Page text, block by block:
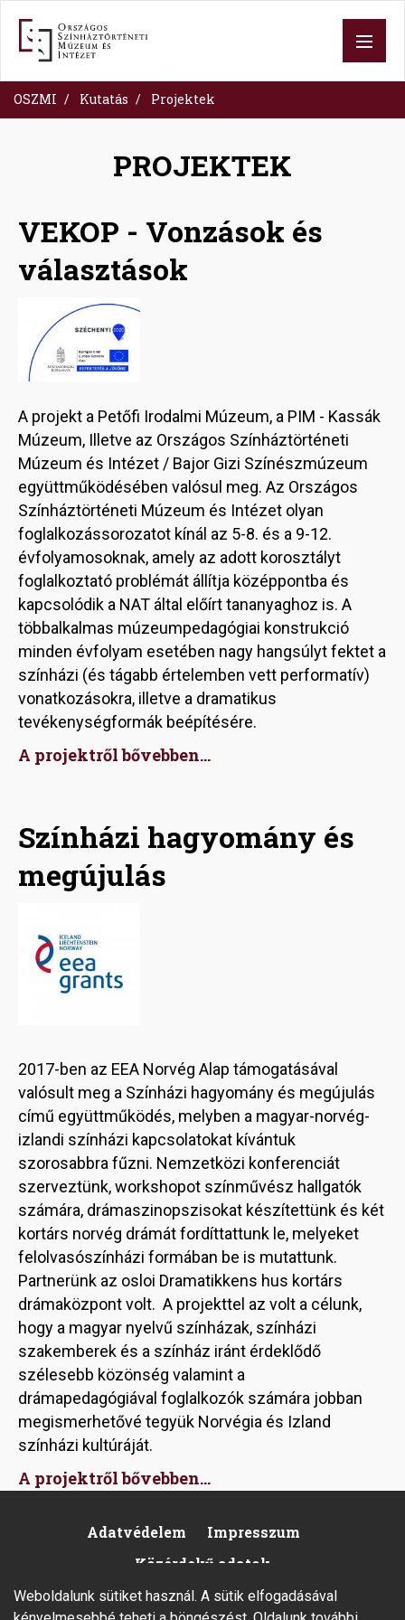
tartalomra
OSZMI Kutatás Projektek
PROJEKTEK
VEKOP - Vonzások és
választások
A projekt a Petőfi Irodalmi Múzeum, a PIM - Kassák
Múzeum, Illetve az Országos Színháztörténeti
Múzeum és Intézet / Bajor Gizi Színészmúzeum
együttműködésében valósul meg. Az Országos
Színháztörténeti Múzeum és Intézet olyan
foglalkozássorozatot kínál az 5-8. és a 9-12.
évfolyamosoknak, amely az adott korosztályt
foglalkoztató problémát állítja középpontba és
kapcsolódik a NAT által előírt tananyaghoz is. A
többalkalmas múzeumpedagógiai konstrukció
minden évfolyam esetében nagy hangsúlyt fektet a
színházi (és tágabb értelemben vett performatív)
vonatkozásokra, illetve a dramatikus
tevékenységformák beépítésére.
A projektről bővebben...
Színházi hagyomány és
megújulás
2017-ben az EEA Norvég Alap támogatásával
valósult meg a Színházi hagyomány és megújulás
című együttműködés, melyben a magyar-norvég-
izlandi színházi kapcsolatokat kívántuk
szorosabbra fűzni. Nemzetközi konferenciát
szerveztünk, workshopot színművész hallgatók
számára, drámaszinopszisokat készítettünk és két
kortárs norvég drámát fordíttattunk le, melyeket
felolvasószínházi formában be is mutattunk.
Partnerünk az osloi Dramatikkens hus kortárs
drámaközpont volt. A projekttel az volt a célunk,
hogy a magyar nyelvű színházak, színházi
szakemberek és a színház iránt érdeklődő
szélesebb közönség valamint a
drámapedagógiával foglalkozók számára jobban
megismerhetővé tegyük Norvégia és Izland
színházi kultúráját.
A projektről bővebben...
Footer
Adatvédelem
Impresszum
Közérdekű adatok
Weboldalunk sütiket használ. A sütik elfogadásával